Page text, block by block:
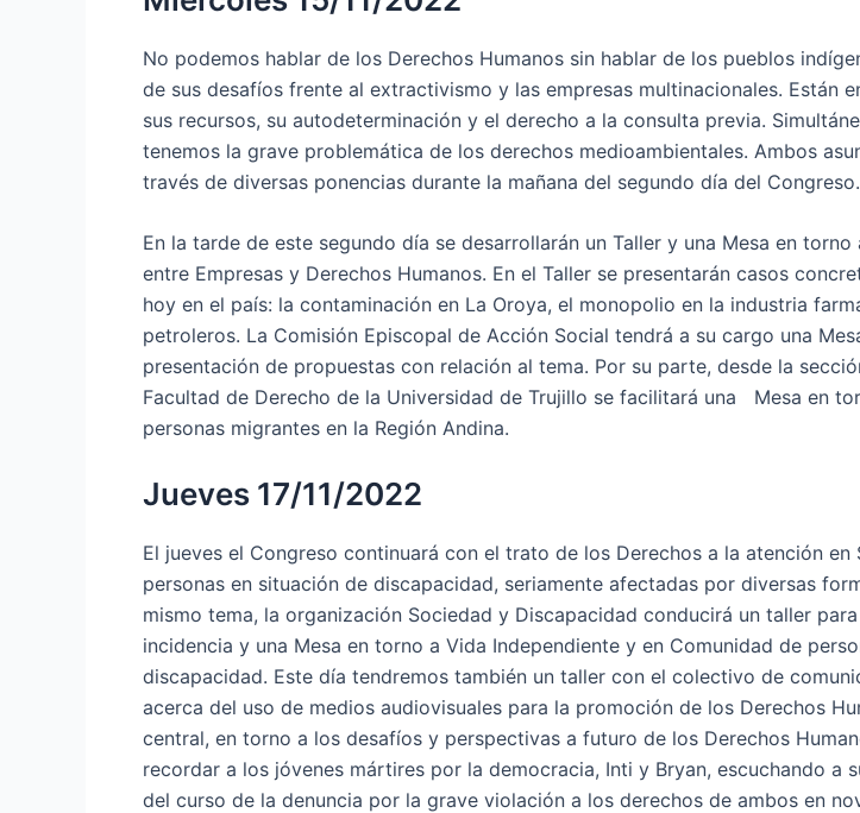
No podemos hablar de los Derechos Humanos sin hablar de los pueblos
de sus desafíos frente al extractivismo y las empresas multinacionales. Están
sus recursos, su autodeterminación y el derecho a la consulta previa.
tenemos la grave problemática de los derechos medioambientales. Ambos
través de diversas ponencias durante la mañana del segundo día del Congreso.
En la tarde de este segundo día se desarrollarán un Taller y una Mesa en
entre Empresas y Derechos Humanos. En el Taller se presentarán casos
hoy en el país: la contaminación en La Oroya, el monopolio en la industria
petroleros. La Comisión Episcopal de Acción Social tendrá a su cargo una
presentación de propuestas con relación al tema. Por su parte, desde la
Facultad de Derecho de la Universidad de Trujillo se facilitará una Mesa en
personas migrantes en la Región Andina.
Jueves 17/11/2022
El jueves el Congreso continuará con el trato de los Derechos a la atención en
personas en situación de discapacidad, seriamente afectadas por diversas
mismo tema, la organización Sociedad y Discapacidad conducirá un taller
incidencia y una Mesa en torno a Vida Independiente y en Comunidad de
discapacidad. Este día tendremos también un taller con el colectivo de
acerca del uso de medios audiovisuales para la promoción de los Derechos
central, en torno a los desafíos y perspectivas a futuro de los Derechos
recordar a los jóvenes mártires por la democracia, Inti y Bryan, escuchando a
del curso de la denuncia por la grave violación a los derechos de ambos en